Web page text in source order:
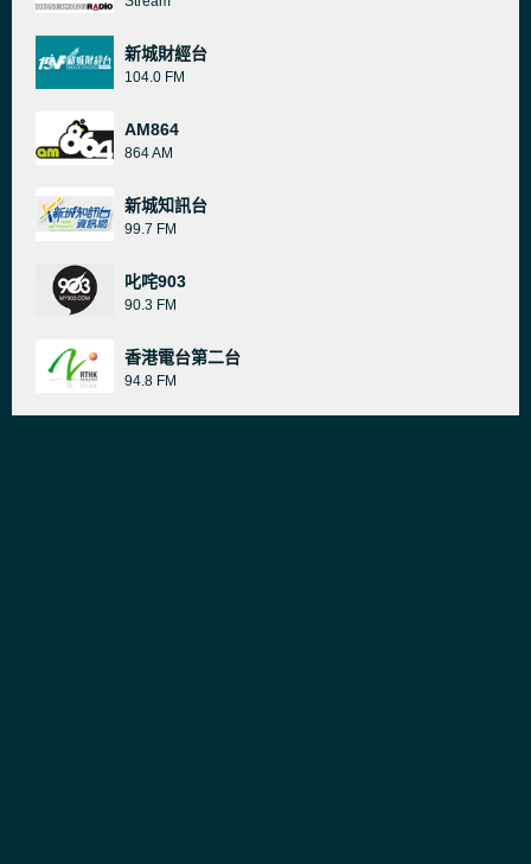
新城財經台
104.0 FM
AM864
864 AM
新城知訊台
99.7 FM
叱咤903
90.3 FM
香港電台第二台
94.8 FM